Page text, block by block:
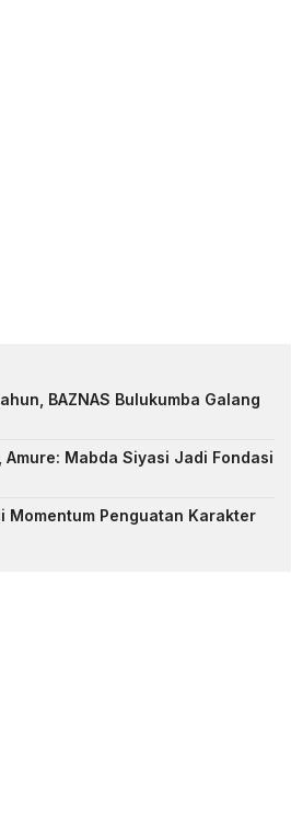
BAZNAS Bulukumba Galang
Mabda Siyasi Jadi Fondasi
Momentum Penguatan Karakter